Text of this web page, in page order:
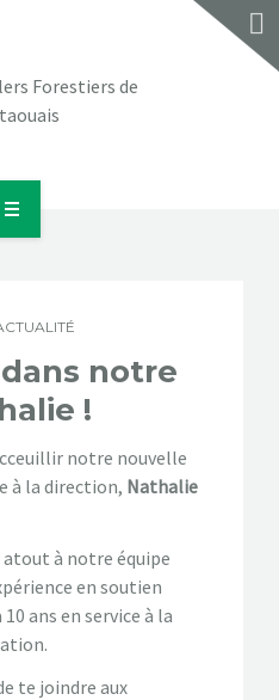
NOUS!
notre
!
notre nouvelle
à la direction, Nathalie
à notre équipe
en soutien
ans en service à la
te joindre aux